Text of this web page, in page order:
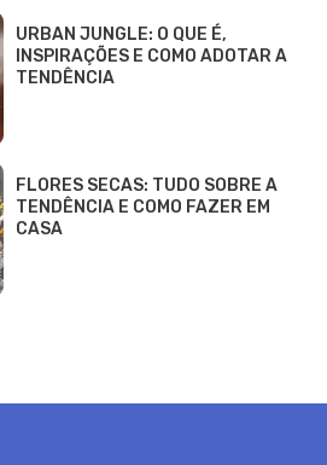
URBAN JUNGLE: O QUE É,
INSPIRAÇÕES E COMO ADOTAR A
TENDÊNCIA
FLORES SECAS: TUDO SOBRE A
TENDÊNCIA E COMO FAZER EM
CASA